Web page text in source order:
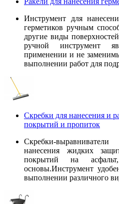
Инструмент для
герметиков ручным
другие виды
ручной инструмент
применении и не
выполнении работ для
Скребки для нанесения и
покрытий и пропиток
Скребки-
нанесения жидких
покрытий на
основы.Инструмент
выполнении различного